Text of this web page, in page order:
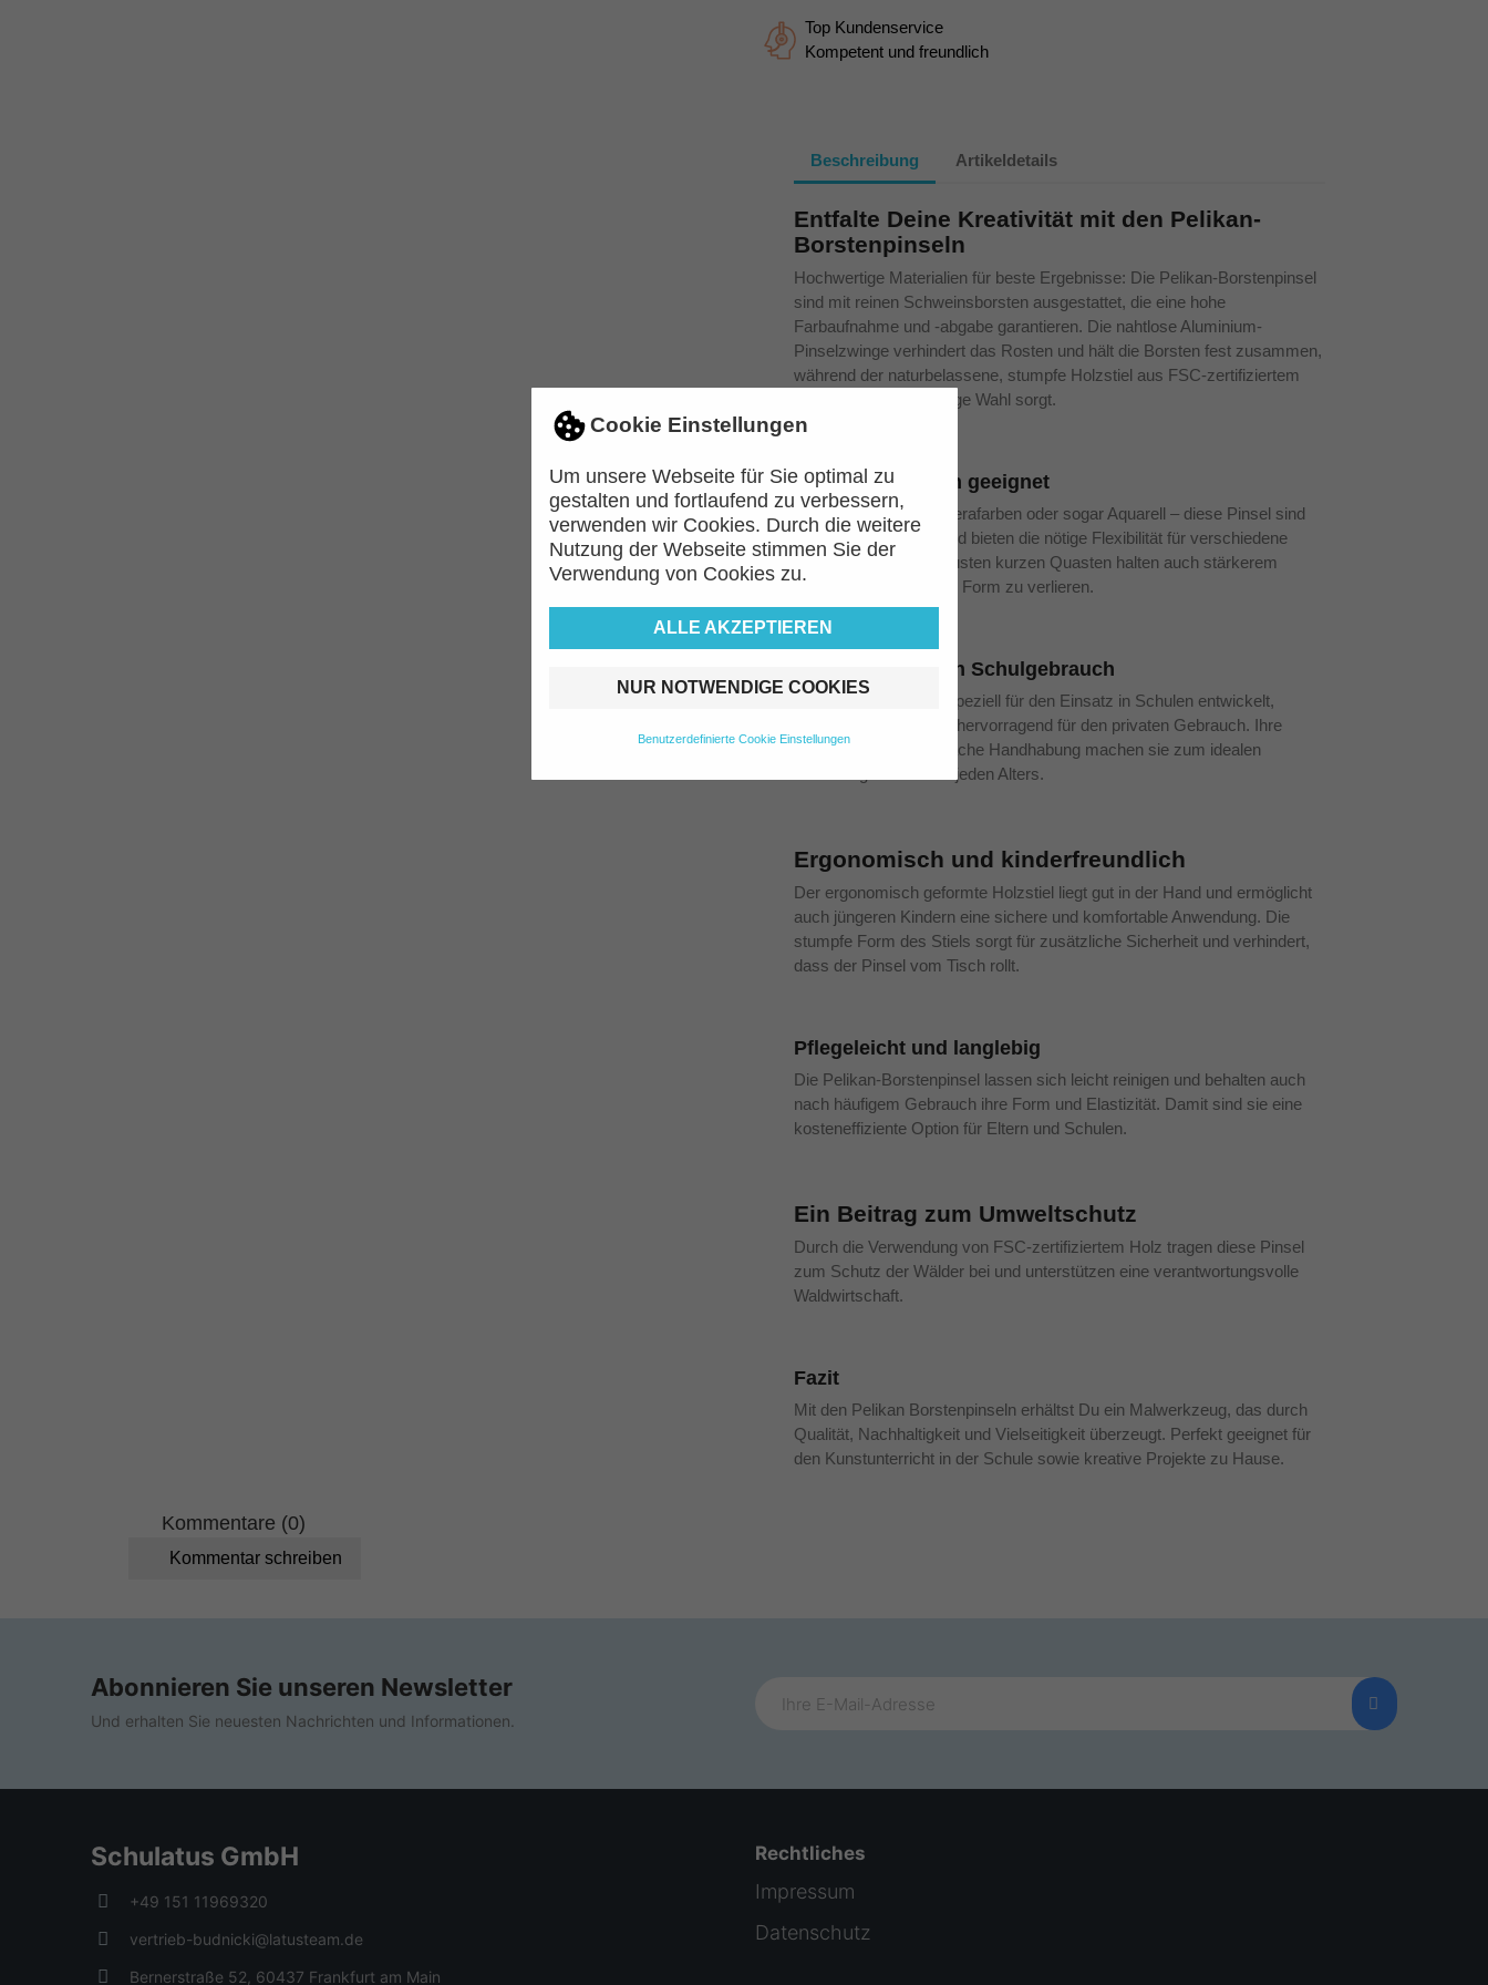
Cookie Einstellungen
Um unsere Webseite für Sie optimal zu
gestalten und fortlaufend zu verbessern,
verwenden wir Cookies. Durch die weitere
Nutzung der Webseite stimmen Sie der
Verwendung von Cookies zu.
ALLE AKZEPTIEREN
NUR NOTWENDIGE COOKIES
Benutzerdefinierte Cookie Einstellungen
Top Kundenservice
Kompetent und freundlich
Beschreibung Artikeldetails
Entfalte Deine Kreativität mit den Pelikan-
Borstenpinseln
Hochwertige Materialien für beste Ergebnisse: Die Pelikan-Borstenpinsel
sind mit reinen Schweinsborsten ausgestattet, die eine hohe
Farbaufnahme und -abgabe garantieren. Die nahtlose Aluminium-
Pinselzwinge verhindert das Rosten und hält die Borsten fest zusammen,
während der naturbelassene, stumpfe Holzstiel aus FSC-zertifiziertem
Holz für eine nachhaltige Wahl sorgt.
Für alle Farbarten geeignet
Ob Deckfarben, Temperafarben oder sogar Aquarell – diese Pinsel sind
vielseitig einsetzbar und bieten die nötige Flexibilität für verschiedene
Maltechniken. Die robusten kurzen Quasten halten auch stärkerem
Druck stand, ohne ihre Form zu verlieren.
Entwickelt für den Schulgebrauch
Diese Pinsel wurden speziell für den Einsatz in Schulen entwickelt,
eignen sich aber auch hervorragend für den privaten Gebrauch. Ihre
Langlebigkeit und einfache Handhabung machen sie zum idealen
Werkzeug für Schüler jeden Alters.
Ergonomisch und kinderfreundlich
Der ergonomisch geformte Holzstiel liegt gut in der Hand und ermöglicht
auch jüngeren Kindern eine sichere und komfortable Anwendung. Die
stumpfe Form des Stiels sorgt für zusätzliche Sicherheit und verhindert,
dass der Pinsel vom Tisch rollt.
Pflegeleicht und langlebig
Die Pelikan-Borstenpinsel lassen sich leicht reinigen und behalten auch
nach häufigem Gebrauch ihre Form und Elastizität. Damit sind sie eine
kosteneffiziente Option für Eltern und Schulen.
Ein Beitrag zum Umweltschutz
Durch die Verwendung von FSC-zertifiziertem Holz tragen diese Pinsel
zum Schutz der Wälder bei und unterstützen eine verantwortungsvolle
Waldwirtschaft.
Fazit
Mit den Pelikan Borstenpinseln erhältst Du ein Malwerkzeug, das durch
Qualität, Nachhaltigkeit und Vielseitigkeit überzeugt. Perfekt geeignet für
den Kunstunterricht in der Schule sowie kreative Projekte zu Hause.
Kommentare (0)
Kommentar schreiben
Abonnieren Sie unseren Newsletter
Und erhalten Sie neuesten Nachrichten und Informationen.
Schulatus GmbH
+49 151 11969320
vertrieb-budnicki@latusteam.de
Bernerstraße 52, 60437 Frankfurt am Main
Rechtliches
Impressum
Datenschutz